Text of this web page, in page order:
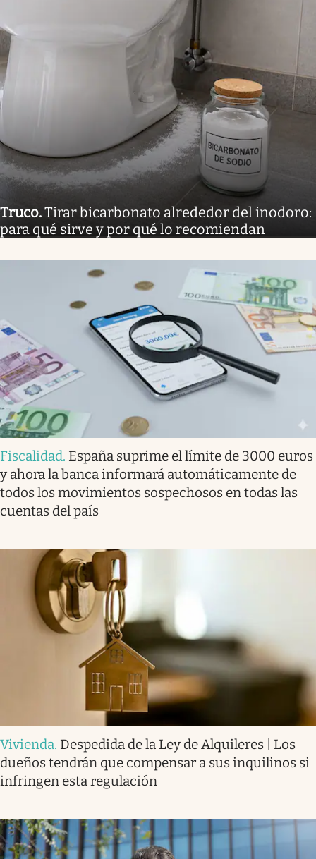
Truco.Tirar bicarbonato alrededor del inodoro:
para qué sirve y por qué lo recomiendan
Fiscalidad. España suprime el límite de 3000 euros
y ahora la banca informará automáticamente de
todos los movimientos sospechosos en todas las
cuentas del país
Vivienda. Despedida de la Ley de Alquileres | Los
dueños tendrán que compensar a sus inquilinos si
infringen esta regulación